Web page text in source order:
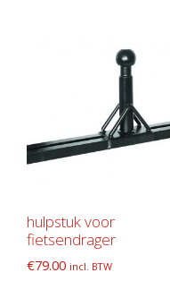
hulpstuk voor
fietsendrager
€79.00 incl. BTW